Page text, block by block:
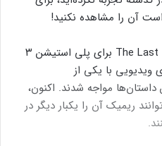
است آن را مشاهده نکنید!
سال ۲۰۱۳ و زمانی که بازی The Last of Us برای پلی استیشن ۳
ویدیویی با یکی از
داستان‌ها مواجه شدند. اکنون،
ریمیک آن را یکبار دیگر در